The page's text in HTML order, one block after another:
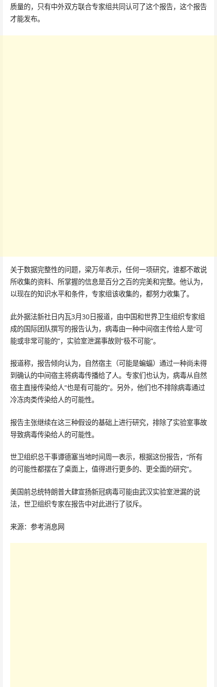
质量的，只有中外双方联合专家组共同认可了这个报告，这个报告
才能发布。
关于数据完整性的问题，梁万年表示，任何一项研究，谁都不敢说
所收集的资料、所掌握的信息是百分之百的完美和完整。他认为，
以现在的知识水平和条件，专家组该收集的，都努力收集了。
此外据法新社日内瓦3月30日报道，由中国和世界卫生组织专家组
成的国际团队撰写的报告认为，病毒由一种中间宿主传给人是“可
能或非常可能的”，实验室泄漏事故则“极不可能”。
报道称，报告倾向认为，自然宿主（可能是蝙蝠）通过一种尚未得
到确认的中间宿主将病毒传播给了人。专家们也认为，病毒从自然
宿主直接传染给人“也是有可能的”。另外，他们也不排除病毒通过
冷冻肉类传染给人的可能性。
报告主张继续在这三种假设的基础上进行研究，排除了实验室事故
导致病毒传染给人的可能性。
世卫组织总干事谭德塞当地时间周一表示，根据这份报告，“所有
的可能性都摆在了桌面上，值得进行更多的、更全面的研究”。
美国前总统特朗普大肆宣扬新冠病毒可能由武汉实验室泄漏的说
法，世卫组织专家在报告中对此进行了驳斥。
来源：参考消息网